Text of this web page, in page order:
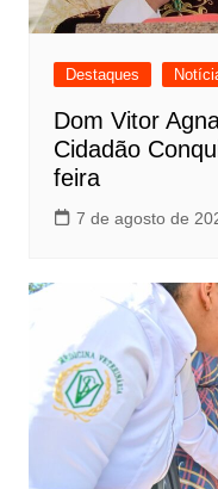
Destaques
Dom Vitor
Cidadão
feira
7 de agosto de